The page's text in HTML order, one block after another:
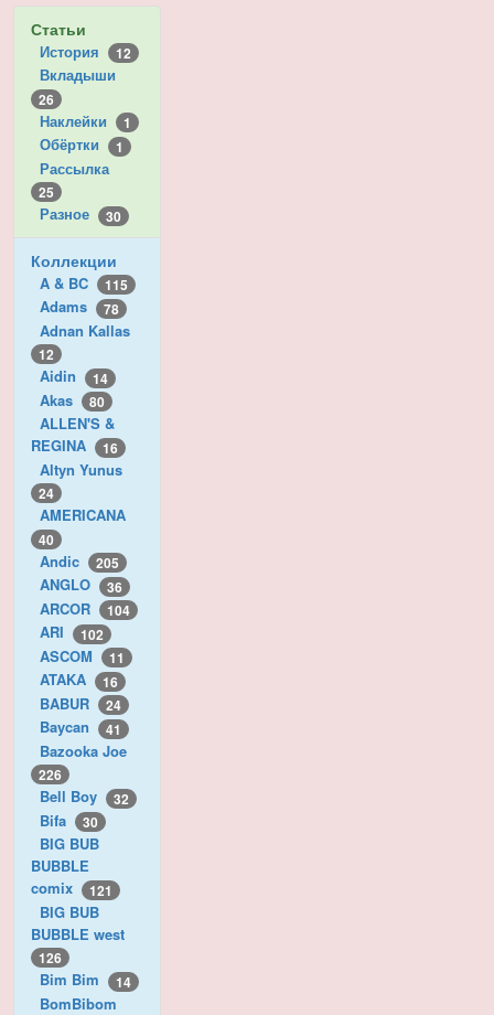
Статьи
История 12
Вкладыши
26
Наклейки 1
Обёртки 1
Рассылка
25
Разное 30
Коллекции
A & BC 115
Adams 78
Adnan Kallas
12
Aidin 14
Akas 80
ALLEN'S &
REGINA
16
Altyn Yunus
24
AMERICANA
40
Andic 205
ANGLO 36
ARCOR 104
ARI 102
ASCOM 11
ATAKA 16
BABUR 24
Baycan 41
Bazooka Joe
226
Bell Boy 32
Bifa 30
BIG BUB
BUBBLE
comix
121
BIG BUB
BUBBLE west
126
Bim Bim 14
BomBibom